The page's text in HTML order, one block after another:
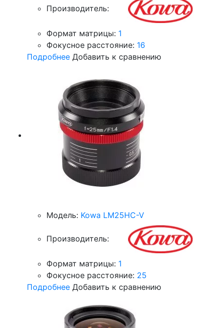
Производитель:
Формат матрицы: 1
Фокусное расстояние: 16
Подробнее Добавить к сравнению
Модель: Kowa LM25HC-V
Производитель:
Формат матрицы: 1
Фокусное расстояние: 25
Подробнее Добавить к сравнению